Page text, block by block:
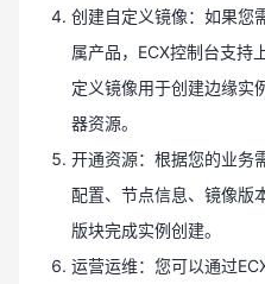
创建自定义镜像：如果您
属产品，ECX控制台支持
定义镜像用于创建边缘实
器资源。
开通资源：根据您的业务
配置、节点信息、镜像版
版块完成实例创建。
运营运维：您可以通过